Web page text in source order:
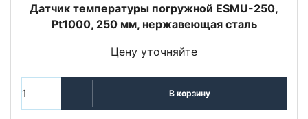
Датчик температуры погружной ESMU-250,
Pt1000, 250 мм, нержавеющая сталь
Цену уточняйте
В корзину